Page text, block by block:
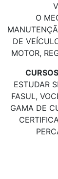
O
DE
MOTOR,
ESTUDAR
FASUL,
GAMA DE